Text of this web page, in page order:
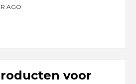
AGO
voor